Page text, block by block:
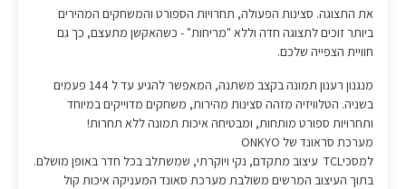
את התצוגה. סצינות הפעולה, תחרויות הספורט והמשחקים המהירים
ביותר זוכים לתצוגה חדה וללא "מריחות" - כשהאקשן מתעצם, כך גם
חוויית הצפייה שלכם.
מנגנון רענון תמונה בקצב משתנה, המאפשר להגיע עד ל 144 פעמים
בשניה. הטלוויזיה מזהה סצינות מהירות, משחקים מדוייקים במיוחד
ותחרויות ספורט מותחות, ומבטיחה איכות תמונה ללא תחרות!
מערכת סראונד של ONKYO
למסכיTCL עיצוב מתקדם, נקי ויוקרתי, שמשתלב בכל חדר באופן מושלם.
בתוך העיצוב המרשים משולבת מערכת סאונד המעניקה איכות קול